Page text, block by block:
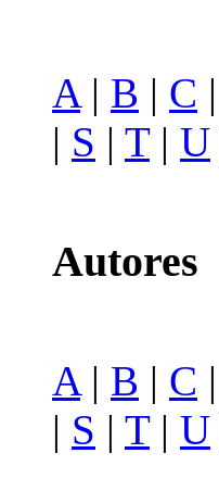
A| B | C |
| S | T| U
Autores
A | B | C |
| S | T| U